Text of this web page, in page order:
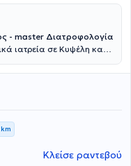
- master Διατροφολoγία
ιατρεία σε Κυψέλη και
κάτοχος
διαθέτει
University Cyprus
and Nutricion Studies,
παρακολουθεί και
στην Ελλάδα και το
και έχει
Κλείσε ραντεβού